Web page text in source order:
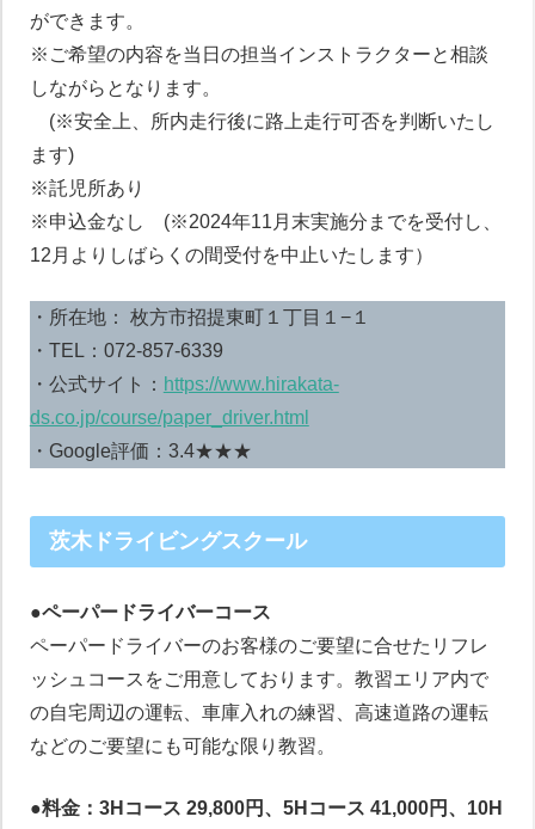
ペーパードライバー講習について
ができます。
※ご希望の内容を当日の担当インストラクターと相談
しながらとなります。
(※安全上、所内走行後に路上走行可否を判断いたし
ます)
※託児所あり
※申込金なし (※2024年11月末実施分までを受付し、
12月よりしばらくの間受付を中止いたします）
・所在地： 枚方市招提東町１丁目１−１
・TEL：072-857-6339
・公式サイト： https://www.hirakata-
ds.co.jp/course/paper_driver.html
・Google評価：3.4★★★
茨木ドライビングスクール
●ペーパードライバーコース
ペーパードライバーのお客様のご要望に合せたリフレ
ッシュコースをご用意しております。教習エリア内で
の自宅周辺の運転、車庫入れの練習、高速道路の運転
などのご要望にも可能な限り教習。
●料金：3Hコース 29,800円、5Hコース 41,000円、10H